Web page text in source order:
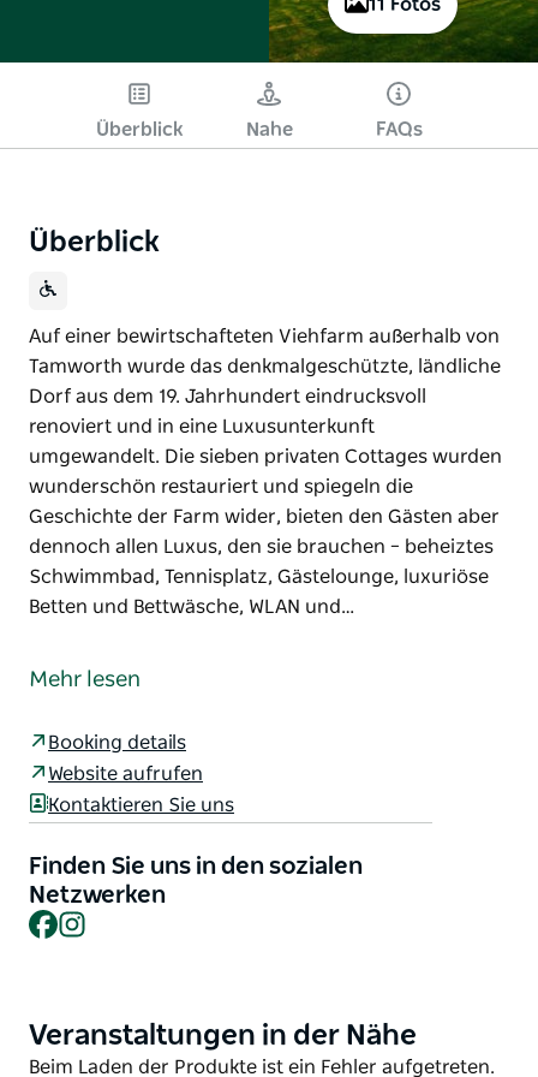
11 Fotos
Überblick Nahe FAQs
Überblick
Auf einer bewirtschafteten Viehfarm außerhalb von
Tamworth wurde das denkmalgeschützte, ländliche
Dorf aus dem 19. Jahrhundert eindrucksvoll
renoviert und in eine Luxusunterkunft
umgewandelt. Die sieben privaten Cottages wurden
wunderschön restauriert und spiegeln die
Geschichte der Farm wider, bieten den Gästen aber
dennoch allen Luxus, den sie brauchen – beheiztes
Schwimmbad, Tennisplatz, Gästelounge, luxuriöse
Betten und Bettwäsche, WLAN und…
Tamworth wurde das denkmalgeschützte, ländliche
umgewandelt. Die sieben privaten Cottages wurden
wunderschön restauriert und spiegeln die
Geschichte der Farm wider, bieten den Gästen aber
Schwimmbad, Tennisplatz, Gästelounge, luxuriöse
Betten und Bettwäsche, WLAN und sogar
Fußbodenheizung im Badezimmer. Goonoo Goonoo
Produkte konzentriert und durch raumhohe
Glasfenster eine unglaubliche Aussicht auf die
Mehr lesen
Booking details
Website aufrufen
Kontaktieren Sie uns
Finden Sie uns in den sozialen
Netzwerken
Facebook
Product
List
Veranstaltungen in der Nähe
Product
Beim Laden der Produkte ist ein Fehler aufgetreten.